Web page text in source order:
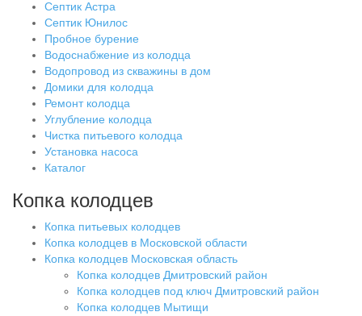
Септик Астра
Септик Юнилос
Пробное бурение
Водоснабжение из колодца
Водопровод из скважины в дом
Домики для колодца
Ремонт колодца
Углубление колодца
Чистка питьевого колодца
Установка насоса
Каталог
Копка колодцев
Копка питьевых колодцев
Копка колодцев в Московской области
Копка колодцев Московская область
Копка колодцев Дмитровский район
Копка колодцев под ключ Дмитровский район
Копка колодцев Мытищи